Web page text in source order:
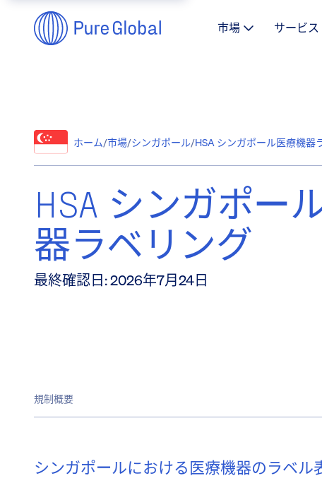
市場 サービス
ホーム/市場/シンガポール/HSA シンガポール医療機器
HSA シンガポー
器ラベリング
最終確認日:2026年7月24日
規制概要
シンガポールにおける医療機器のラベル